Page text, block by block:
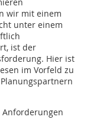
wir mit einem
unter einem
ist der
Hier ist
im Vorfeld zu
Anforderungen